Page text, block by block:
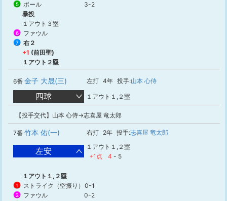
5 ボール
3-2
暴投
１アウト３塁
6 ファウル
7
右２
+1 (前田聖)
１アウト２塁
6番 金子 大晟(三) 左打 4年 投手:山本 心侍
四球 １アウト１,２塁
【投手交代】山本 心侍→志喜屋 竜太郎
7番 竹本 佑(一) 右打 2年 投手:志喜屋 竜太郎
左安
１アウト１,２塁
+1点
4 - 5
１アウト１,２塁
1 ストライク（空振り） 0-1
2 ファウル 0-2